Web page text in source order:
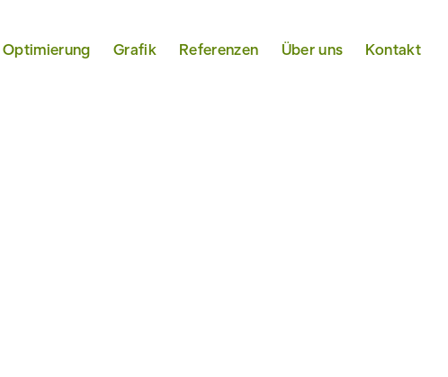
Optimierung Grafik Referenzen Über uns Kontakt